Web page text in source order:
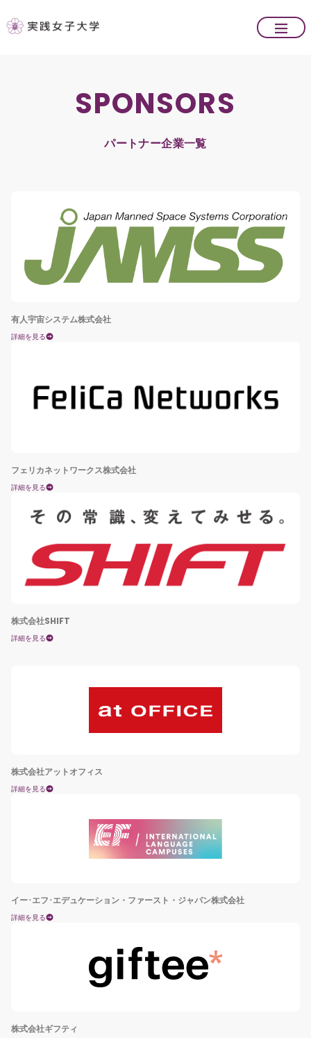
SPONSORS
パートナー企業一覧
有人宇宙システム株式会社
詳細を見る
フェリカネットワークス株式会社
詳細を見る
株式会社SHIFT
詳細を見る
株式会社アットオフィス
詳細を見る
イー･エフ･エデュケーション・ファースト・ジャパン株式会社
詳細を見る
株式会社ギフティ